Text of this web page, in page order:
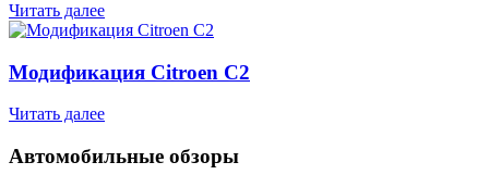
Читать далее
Модификация Citroen С2
Читать далее
Автомобильные обзоры